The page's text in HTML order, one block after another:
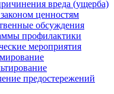
вреда (ущерба)
ценностям
обсуждения
профилактики
мероприятия
предостережений